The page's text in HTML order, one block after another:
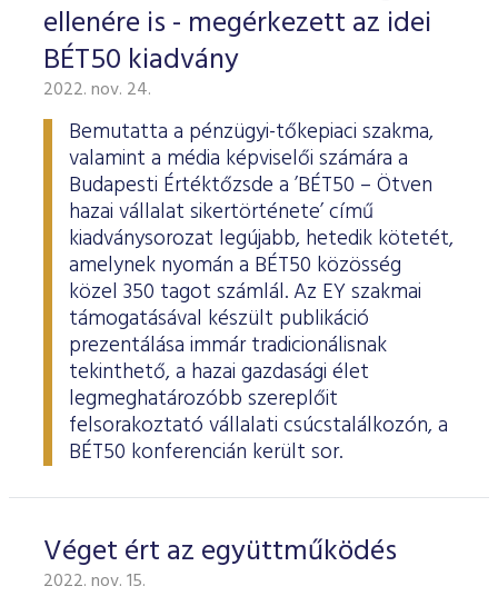
ellenére is - megérkezett az idei
BÉT50 kiadvány
2022. nov. 24.
Bemutatta a pénzügyi-tőkepiaci szakma,
valamint a média képviselői számára a
Budapesti Értéktőzsde a ’BÉT50 – Ötven
hazai vállalat sikertörténete’ című
kiadványsorozat legújabb, hetedik kötetét,
amelynek nyomán a BÉT50 közösség
közel 350 tagot számlál. Az EY szakmai
támogatásával készült publikáció
prezentálása immár tradicionálisnak
tekinthető, a hazai gazdasági élet
legmeghatározóbb szereplőit
felsorakoztató vállalati csúcstalálkozón, a
BÉT50 konferencián került sor.
Véget ért az együttműködés
2022. nov. 15.